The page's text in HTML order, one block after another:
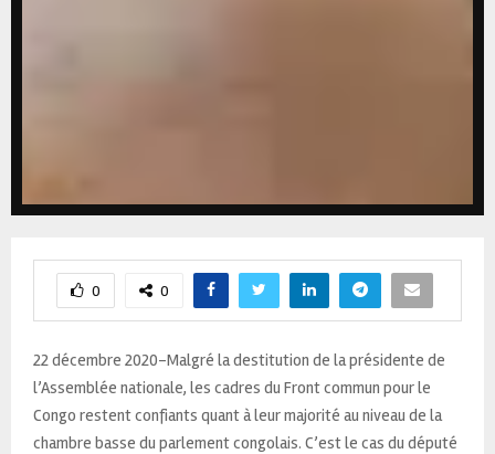
0 0
22 décembre 2020-Malgré la destitution de la présidente de
l’Assemblée nationale, les cadres du Front commun pour le
Congo restent confiants quant à leur majorité au niveau de la
chambre basse du parlement congolais. C’est le cas du député